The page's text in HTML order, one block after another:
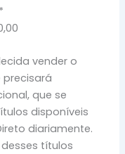
vender o
que se
disponíveis
diariamente.
títulos